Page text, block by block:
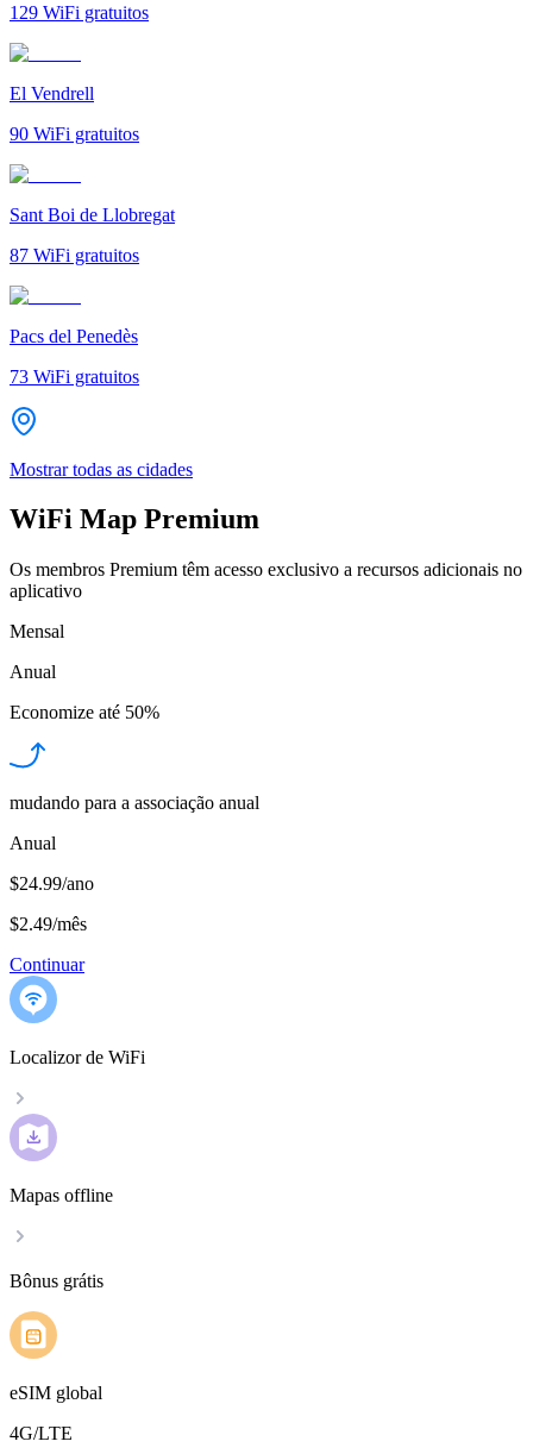
129 WiFi gratuitos
El Vendrell
90 WiFi gratuitos
Sant Boi de Llobregat
87 WiFi gratuitos
Pacs del Penedès
73 WiFi gratuitos
Mostrar todas as cidades
WiFi Map Premium
Os membros Premium têm acesso exclusivo a recursos adicionais no
aplicativo
Mensal
Anual
Economize até 50%
mudando para a associação anual
Anual
$24.99/ano
$2.49/mês
Continuar
Localizor de WiFi
Mapas offline
Bônus grátis
eSIM global
4G/LTE